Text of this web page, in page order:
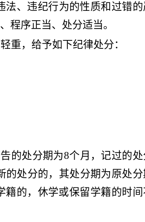
法、违纪行为的性质和过错的
程序正当、处分适当。
重，给予如下纪律处分：
告的处分期为8个月，记过的处
的处分的，其处分期为原处分
籍的，休学或保留学籍的时间